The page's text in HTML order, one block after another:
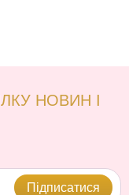
НОВИН І
Підписатися